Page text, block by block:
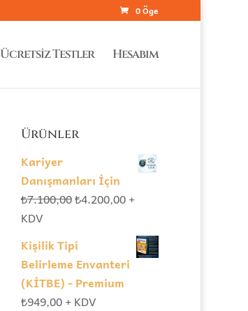
0 Öge
Ücretsiz Testler Hesabım
Ürünler
Kariyer
Danışmanları İçin
₺7.100,00Orijinal
₺4.200,00Şu
fiyat:
₺4.200,00.
+
KDV
Kişilik Tipi
Belirleme Envanteri
(KİTBE) - Premium
₺949,00 + KDV